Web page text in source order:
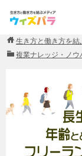
生き方と働き方を結
複業ナレッジ・ノウ